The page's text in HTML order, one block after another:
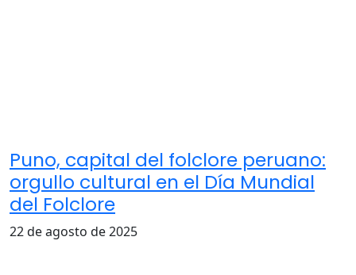
Puno, capital del folclore peruano:
orgullo cultural en el Día Mundial
del Folclore
22 de agosto de 2025